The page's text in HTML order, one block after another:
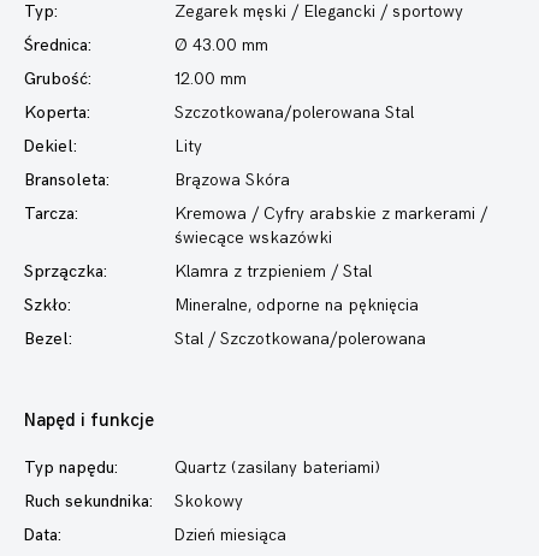
Typ:
Zegarek męski / Elegancki / sportowy
Średnica:
Ø 43.00 mm
Grubość:
12.00 mm
Koperta:
Szczotkowana/polerowana Stal
Dekiel:
Lity
Bransoleta:
Brązowa Skóra
Tarcza:
Kremowa / Cyfry arabskie z markerami /
świecące wskazówki
Sprzączka:
Klamra z trzpieniem / Stal
Szkło:
Mineralne, odporne na pęknięcia
Bezel:
Stal / Szczotkowana/polerowana
Napęd i funkcje
Typ napędu:
Quartz (zasilany bateriami)
Ruch sekundnika:
Skokowy
Data:
Dzień miesiąca